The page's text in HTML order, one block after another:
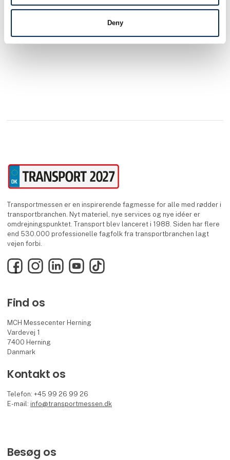
Deny
ekspertise dyb. Socco A/S er din leverandør i Norden,
Transportmessen er en inspirerende fagmesse for alle med rødder i
transportbranchen. Nyt materiel, nye services og nye idéer er
omdrejningspunktet. Transport blev lanceret i 1988. Siden har flere
end 530.000 professionelle fagfolk fra transportbranchen lagt
vejen forbi.
FacebookInstagramLinkedInYouTubeTikTok
Find os
MCH Messecenter Herning
Vardevej 1
7400 Herning
Danmark
Kontakt os
Telefon: +45 99 26 99 26
E-mail: info@transportmessen.dk
Besøg os